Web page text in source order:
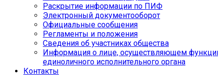
Раскрытие информации по ПИФ
Электронный документооборот
Официальные сообщения
Регламенты и положения
Сведения об участниках общества
Информация о лице, осуществляющем
единоличного исполнительного органа
Контакты